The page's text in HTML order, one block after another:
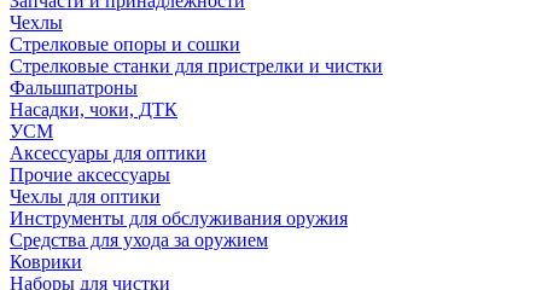
Чехлы
Стрелковые опоры и сошки
Стрелковые станки для пристрелки и чистки
Фальшпатроны
Насадки, чоки, ДТК
УСМ
Аксессуары для оптики
Прочие аксессуары
Чехлы для оптики
Инструменты для обслуживания оружия
Средства для ухода за оружием
Коврики
Наборы для чистки